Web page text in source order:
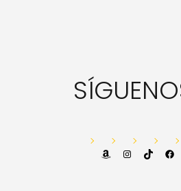
AmazonInstagram
TikTok